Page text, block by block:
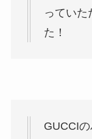
っていた
た！
GUCCI